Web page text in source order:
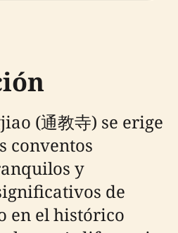
(通教寺) se erige
conventos
y
de
en el histórico